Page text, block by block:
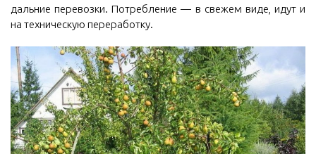
дальние перевозки. Потребление — в свежем виде, идут и
на техническую переработку.